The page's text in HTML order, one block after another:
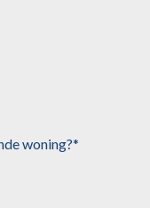
woning?*